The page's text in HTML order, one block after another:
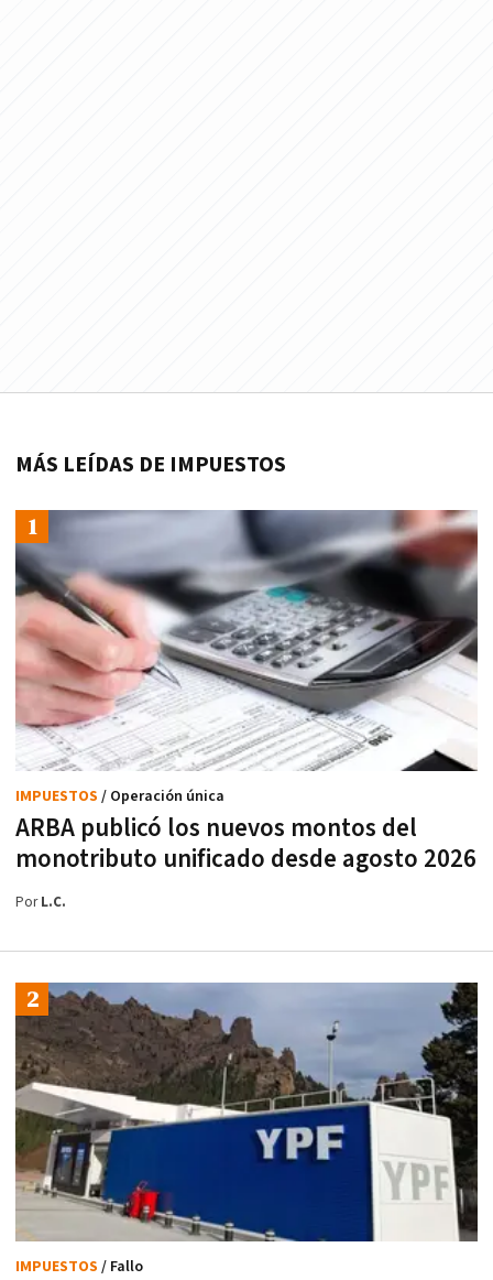
MÁS LEÍDAS DE IMPUESTOS
ARBA publicó los nuevos montos del
monotributo unificado desde agosto 2026
IMPUESTOS / Operación única
PorL.C.
IMPUESTOS / Fallo